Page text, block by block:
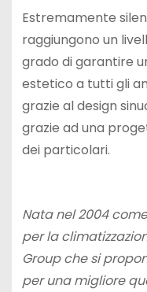
Estremamente
raggiungono un
grado di garantire
estetico a tutti gli
grazie al design
grazie ad una
dei particolari.
Nata nel 2004
per la
Group che si
per una migliore